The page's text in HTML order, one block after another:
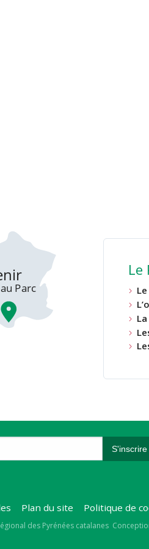
Le
Plan du site Politique de
des Pyrénées catalanes